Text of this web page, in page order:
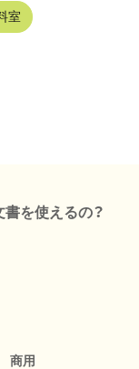
室
を使えるの？
商用